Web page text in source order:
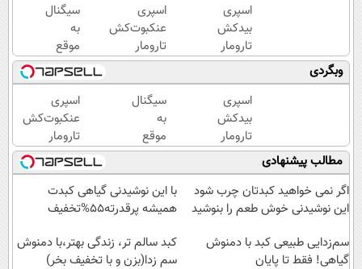
اسپری
بیدکش
تارومار
با
اثرفوری
،
محافظ
لباس
در
مقابل
بید
اسپری
عنکبوت‌‌کش
تارومار
ازبین‌برنده
انواع
عنکبوت
سیگنال
به
موقع
سرمایه
گذاری
(رایگان
به
مدت
محدود)
وبگردی
اسپری
بیدکش
تارومار
با
اثرفوری
،
محافظ
در
سیگنال
به
موقع
سرمایه
گذاری
(رایگان
به
محدود)
اسپری
عنکبوت‌‌کش
تارومار
ازبین‌برنده
انواع
عنکبوت
مطالب پیشنهادی
اگر نمی خواهید کبدتان چرب شود
این نوشیدنی خوش طعم را بنوشید
با این نوشیدنی گیاهی کبدت
همیشه پرقدرته55%تخفیف
سم‌زدایی طبیعی کبد با دمنوش
گیاهی! فقط تا پایان
کبد سالم تر، زندگی بهتر،با دمنوش
سم زدا(بزن و با تخفیف بخر)